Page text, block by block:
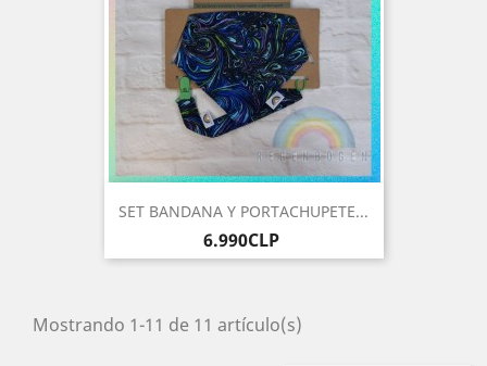
SET BANDANA Y PORTACHUPETE...
Precio
6.990CLP
Mostrando 1-11 de 11 artículo(s)